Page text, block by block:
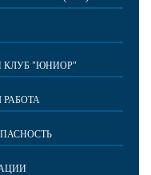
"ЮНИОР"